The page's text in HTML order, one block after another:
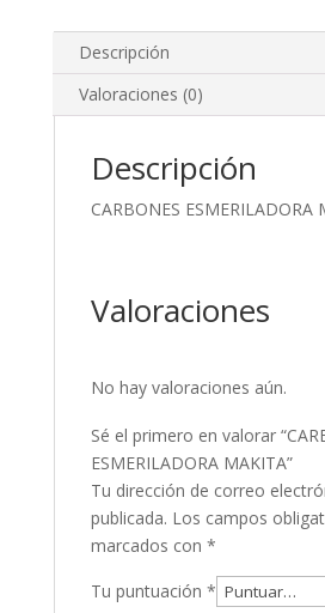
Descripción
Valoraciones (0)
Descripción
CARBONES ESMERILADORA
Valoraciones
No hay valoraciones aún.
Sé el primero en valorar
ESMERILADORA MAKITA”
Tu dirección de correo
publicada. Los campos
marcados con *
Tu puntuación *